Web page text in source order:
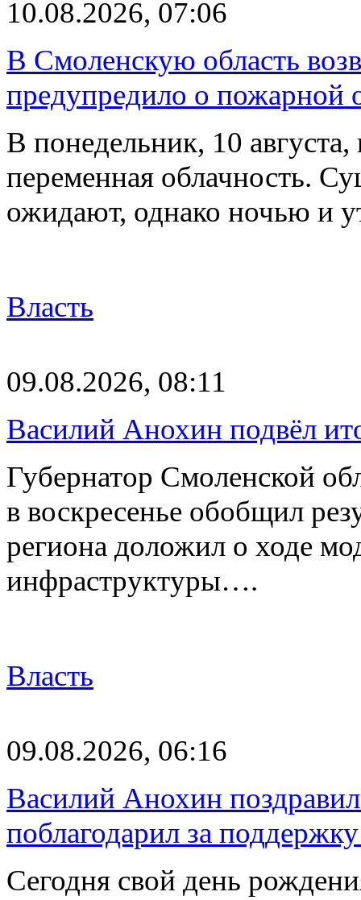
10.08.2026, 07:06
В Смоленскую область
предупредило о пожарной
В понедельник, 10
переменная облачность.
ожидают, однако ночью и
Власть
09.08.2026, 08:11
Василий Анохин подвёл
Губернатор Смоленской
в воскресенье обобщил
региона доложил о ходе
инфраструктуры….
Власть
09.08.2026, 06:16
Василий Анохин
поблагодарил за
Сегодня свой день